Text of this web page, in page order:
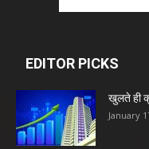
EDITOR PICKS
खुलते ही
January